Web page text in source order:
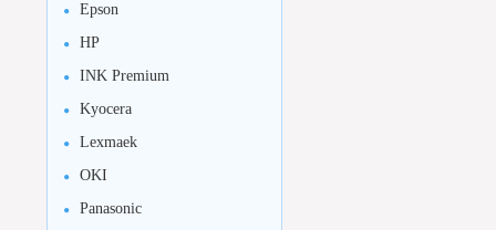
Epson
HP
INK Premium
Kyocera
Lexmaek
OKI
Panasonic